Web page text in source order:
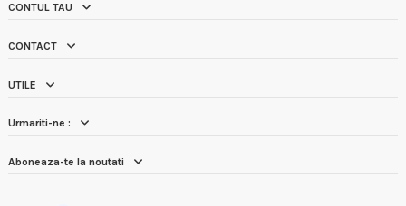
CONTUL TAU
CONTACT
UTILE
Urmariti-ne :
Aboneaza-te la noutati